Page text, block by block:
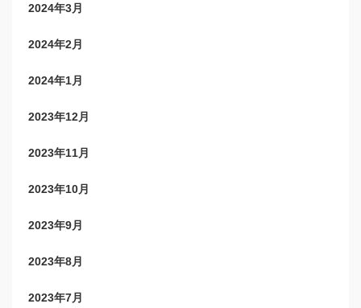
2024年3月
2024年2月
2024年1月
2023年12月
2023年11月
2023年10月
2023年9月
2023年8月
2023年7月